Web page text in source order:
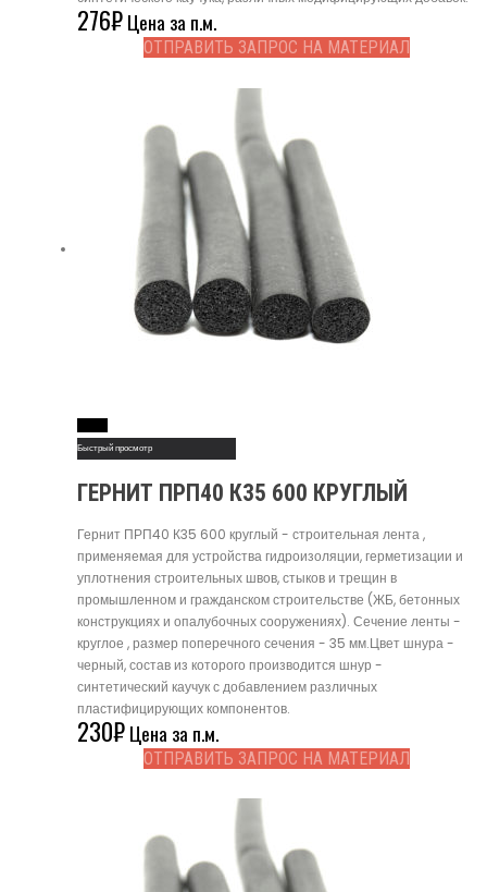
276₽Цена за п.м.
ОТПРАВИТЬ ЗАПРОС НА МАТЕРИАЛ
Быстрый просмотр
ГЕРНИТ ПРП40 К35 600 КРУГЛЫЙ
Гернит ПРП40 К35 600 круглый - строительная лента ,
применяемая для устройства гидроизоляции, герметизации и
уплотнения строительных швов, стыков и трещин в
промышленном и гражданском строительстве (ЖБ, бетонных
конструкциях и опалубочных сооружениях). Сечение ленты -
круглое , размер поперечного сечения - 35 мм.Цвет шнура -
черный, состав из которого производится шнур -
синтетический каучук с добавлением различных
пластифицирующих компонентов.
230₽Цена за п.м.
ОТПРАВИТЬ ЗАПРОС НА МАТЕРИАЛ